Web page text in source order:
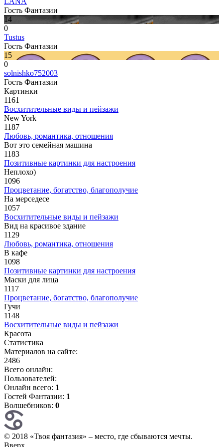
Гость Фантазии
14
0
Tustus
Гость Фантазии
15
0
solnishko752003
Гость Фантазии
Картинки
1161
Восхитительные виды и пейзажи
New York
1187
Любовь, романтика, отношения
Вот это семейная машина
1183
Позитивные картинки для настроения
Неплохо)
1096
Процветание, богатство, благополучие
На мерседесе
1057
Восхитительные виды и пейзажи
Вид на красивое здание
1129
Любовь, романтика, отношения
В кафе
1098
Позитивные картинки для настроения
Маски для лица
1117
Процветание, богатство, благополучие
Гучи
1148
Восхитительные виды и пейзажи
Красота
Статистика
Материалов на сайте:
2486
Всего онлайн:
Пользователей:
Онлайн всего: 1
Гостей Фантазии: 1
Волшебников: 0
© 2018 «Твоя фантазия» – место, где сбываются мечты.
Вверх